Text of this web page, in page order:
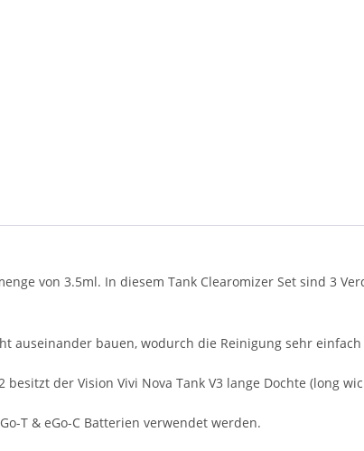
von 3.5ml. In diesem Tank Clearomizer Set sind 3
auseinander bauen, wodurch die Reinigung sehr
besitzt der Vision Vivi Nova Tank V3 lange Dochte (long
T & eGo-C Batterien verwendet werden.